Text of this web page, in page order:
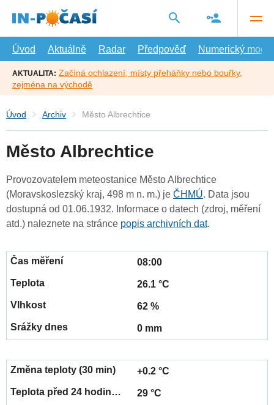
hlavní
Úvod
Aktuálně Radar Předpověď Numerický model
AKTUALITA: Začíná ochlazení, místy přeháňky nebo bouřky,
zejména na východě
Úvod Archiv Město Albrechtice
Město Albrechtice
Provozovatelem meteostanice Město Albrechtice
(Moravskoslezský kraj, 498 m n. m.) je ČHMÚ. Data jsou
dostupná od 01.06.1932. Informace o datech (zdroj, měření
atd.) naleznete na stránce popis archivních dat.
08:00
26.1 °C
62 %
0 mm
+0.2 °C
29 °C